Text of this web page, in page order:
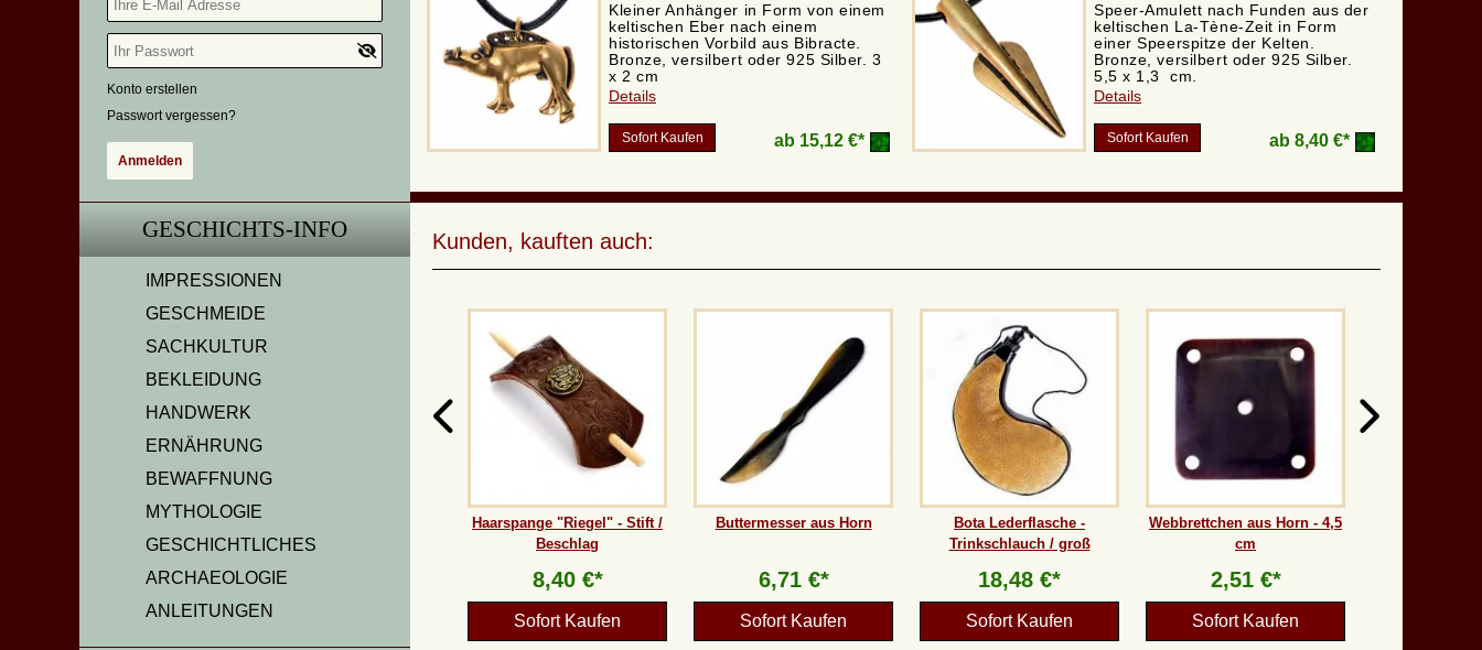
Konto erstellen
Passwort vergessen?
GESCHICHTS-INFO
IMPRESSIONEN
GESCHMEIDE
SACHKULTUR
BEKLEIDUNG
HANDWERK
ERNÄHRUNG
BEWAFFNUNG
MYTHOLOGIE
GESCHICHTLICHES
ARCHAEOLOGIE
ANLEITUNGEN
Kleiner Anhänger in Form von einem
keltischen Eber nach einem
historischen Vorbild aus Bibracte.
Bronze, versilbert oder 925 Silber. 3
x 2 cm
Details
Sofort Kaufen ab 15,12 €*
Speer-Amulett nach Funden aus der
keltischen La-Tène-Zeit in Form
einer Speerspitze der Kelten.
Bronze, versilbert oder 925 Silber.
5,5 x 1,3 cm.
Details
Sofort Kaufen ab 8,40 €*
Kunden, kauften auch:
Haarspange "Riegel" - Stift /
Beschlag
8,40 €*
Sofort Kaufen
Buttermesser aus Horn
6,71 €*
Sofort Kaufen
Bota Lederflasche -
Trinkschlauch / groß
18,48 €*
Sofort Kaufen
Webbrettchen aus Horn - 4,5
cm
2,51 €*
Sofort Kaufen